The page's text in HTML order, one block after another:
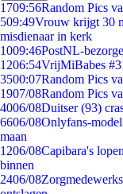
1709:56Random Pics
509:49Vrouw krijgt 30
misdienaar in kerk
1009:46PostNL-
1206:54VrijMiBabes
3500:07Random Pics
1907/08Random Pics
4006/08Duitser (93)
6606/08Onlyfans-
maan
1206/08Capibara's
binnen
2406/08